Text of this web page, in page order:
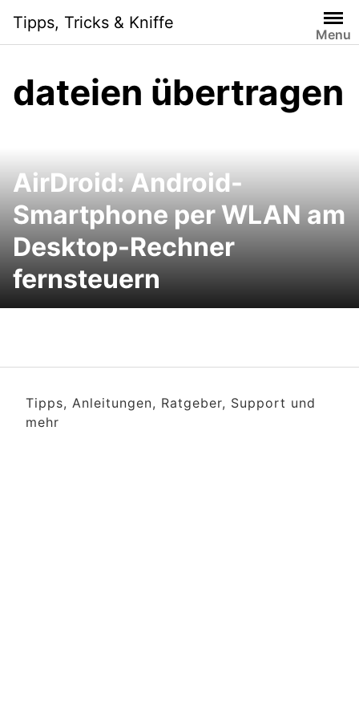
content
Tipps, Tricks & Kniffe
Menu
dateien übertragen
AirDroid: Android-
Smartphone per WLAN am
Desktop-Rechner
fernsteuern
Tipps, Anleitungen, Ratgeber, Support und
mehr